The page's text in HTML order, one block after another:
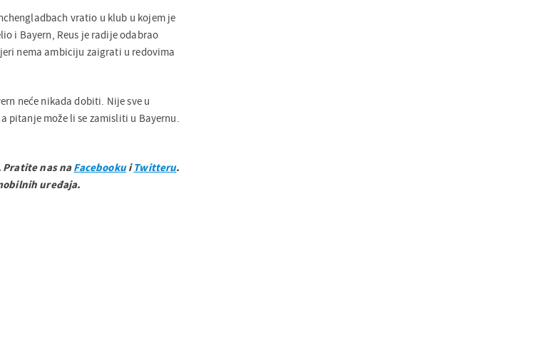
vratio u klub u kojem je
i Bayern, Reus je radije odabrao
nema ambiciju zaigrati u redovima
neće nikada dobiti. Nije sve u
pitanje može li se zamisliti u Bayernu.
nas naFacebookuiTwitteru.
uređaja.